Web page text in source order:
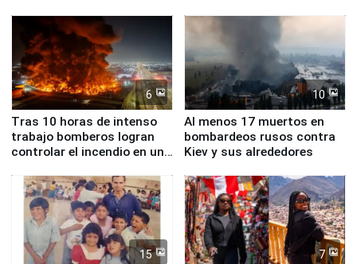
Fenómeno El Niño
6
Tras 10 horas de intenso
trabajo bomberos logran
controlar el incendio en una
de Chile
10
Al menos 17 muertos en
bombardeos rusos contra
Kiev y sus alrededores
15 7